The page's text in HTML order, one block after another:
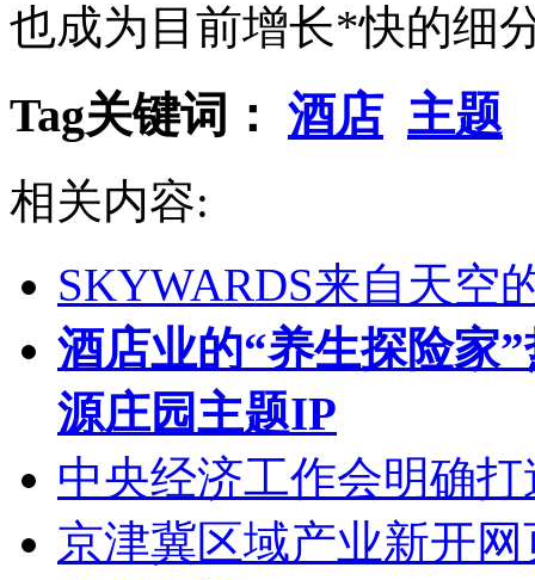
也成为目前增长*快的细
Tag关键词： 酒店 主题
相关内容:
SKYWARDS来自天空
酒店业的“养生探险家
源庄园主题IP
中央经济工作会明确
京津冀区域产业新开